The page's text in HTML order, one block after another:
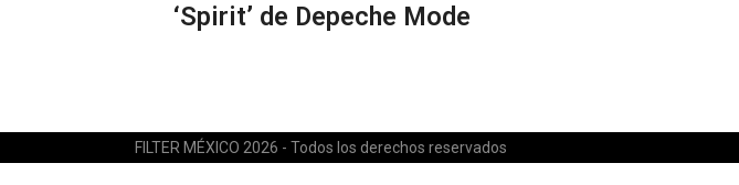
‘Spirit’ de Depeche Mode
FILTER MÉXICO 2026 - Todos los derechos reservados